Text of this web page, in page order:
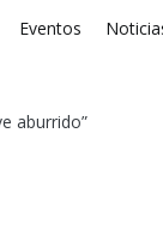
Eventos
aburrido”